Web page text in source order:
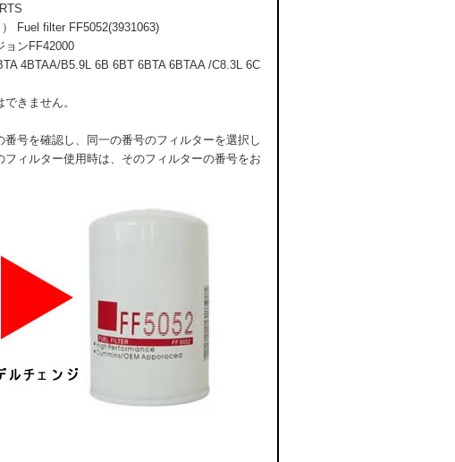
Fuel filter FF5052(3931063)
ョンFF42000
4BTAA/B5.9L 6B 6BT 6BTA 6BTAA /C8.3L 6C
きません。
号を確認し、同一の番号のフィルターを選択し
ィルター使用時は、そのフィルターの番号をお